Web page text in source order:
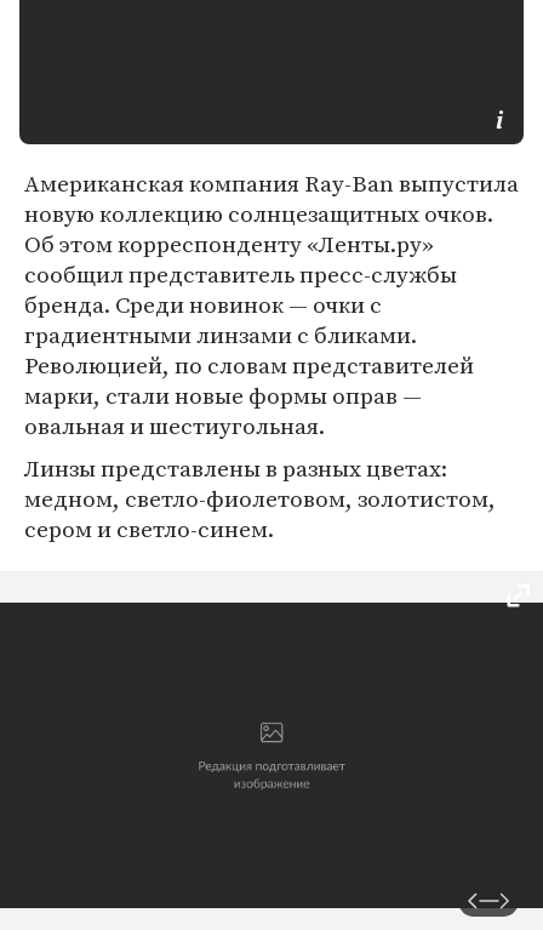
Американская компания Ray-Ban выпустила
новую коллекцию солнцезащитных очков.
Об этом корреспонденту «Ленты.ру»
сообщил представитель пресс-службы
бренда. Среди новинок — очки с
градиентными линзами с бликами.
Революцией, по словам представителей
марки, стали новые формы оправ —
овальная и шестиугольная.
Линзы представлены в разных цветах:
медном, светло-фиолетовом, золотистом,
сером и светло-синем.